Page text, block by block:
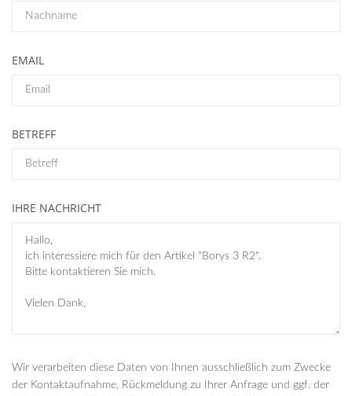
EMAIL
BETREFF
IHRE NACHRICHT
Wir verarbeiten diese Daten von Ihnen ausschließlich zum Zwecke
der Kontaktaufnahme, Rückmeldung zu Ihrer Anfrage und ggf. der